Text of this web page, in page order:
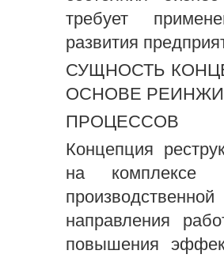
требует
развития
СУЩНОСТЬ
ОСНОВЕ
ПРОЦЕССОВ
Концепция
на комплексе
направления
повышения